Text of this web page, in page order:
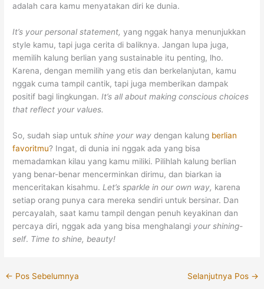
adalah cara kamu menyatakan diri ke dunia.
It’s your personal statement,yang nggak hanya menunjukkan
style kamu, tapi juga cerita di baliknya. Jangan lupa juga,
memilih kalung berlian yang sustainable itu penting, lho.
Karena, dengan memilih yang etis dan berkelanjutan, kamu
nggak cuma tampil cantik, tapi juga memberikan dampak
positif bagi lingkungan. It’s all about making conscious choices
that reflect your values.
So, sudah siap untuk shine your way dengan kalung berlian
favoritmu? Ingat, di dunia ini nggak ada yang bisa
memadamkan kilau yang kamu miliki. Pilihlah kalung berlian
yang benar-benar mencerminkan dirimu, dan biarkan ia
menceritakan kisahmu. Let’s sparkle in our own way, karena
setiap orang punya cara mereka sendiri untuk bersinar. Dan
percayalah, saat kamu tampil dengan penuh keyakinan dan
percaya diri, nggak ada yang bisa menghalangi your shining-
self. Time to shine, beauty!
← Pos Sebelumnya Selanjutnya Pos →